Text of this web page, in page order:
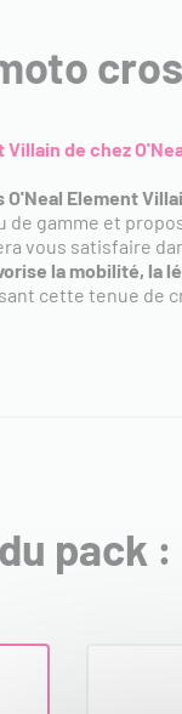
Villain de chez
Element
de gamme et
vous satisfaire
la mobilité, la
cette tenue de
pack :